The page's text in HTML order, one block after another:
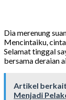
Dia merenung
Mencintaiku,
Selamat tinggal
bersama deraian
Artikel
Menjadi